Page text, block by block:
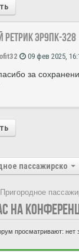
ретрик ЭР9ПК-328
09 фев 2025,
за
пассажирское
НА
просматривают: нет